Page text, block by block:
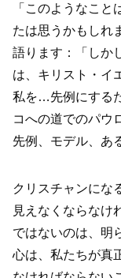
「このようなこ
たは思うかもしれ
語ります：「しか
は、キリスト・イ
私を…先例にする
コへの道でのパウ
先例、モデル、あ
クリスチャンにな
見えなくならなけ
ではないのは、明
心は、私たちが真